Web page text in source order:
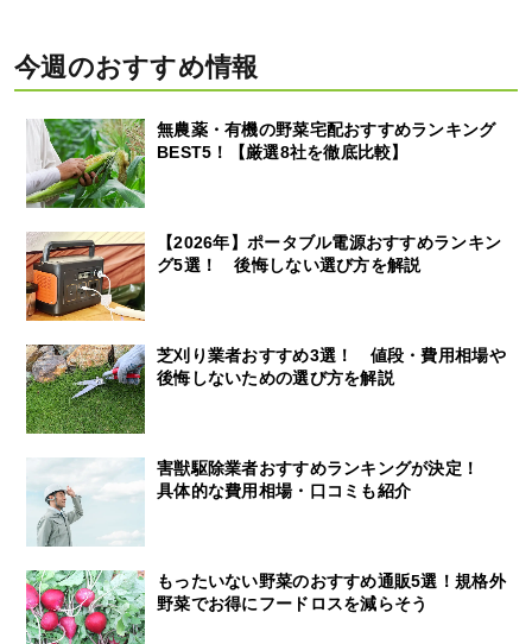
今週のおすすめ情報
無農薬・有機の野菜宅配おすすめランキング
BEST5！【厳選8社を徹底比較】
【2026年】ポータブル電源おすすめランキン
グ5選！ 後悔しない選び方を解説
芝刈り業者おすすめ3選！ 値段・費用相場や
後悔しないための選び方を解説
害獣駆除業者おすすめランキングが決定！
具体的な費用相場・口コミも紹介
もったいない野菜のおすすめ通販5選！規格外
野菜でお得にフードロスを減らそう